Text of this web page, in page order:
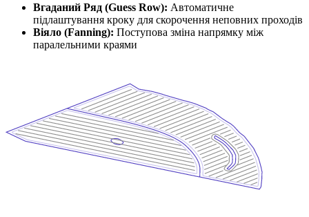
Вгаданий Ряд (Guess Row): Автоматичне
підлаштування кроку для скорочення неповних проходів
Віяло (Fanning): Поступова зміна напрямку між
паралельними краями